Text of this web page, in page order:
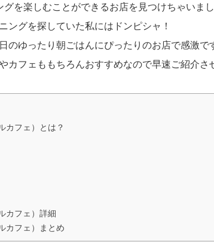
を楽しむことができるお店を見つけちゃいまし
ングを探していた私にはドンピシャ！
のゆったり朝ごはんにぴったりのお店で感激で
カフェももちろんおすすめなので早速ご紹介さ
カフェ）とは？
カフェ）詳細
カフェ）まとめ